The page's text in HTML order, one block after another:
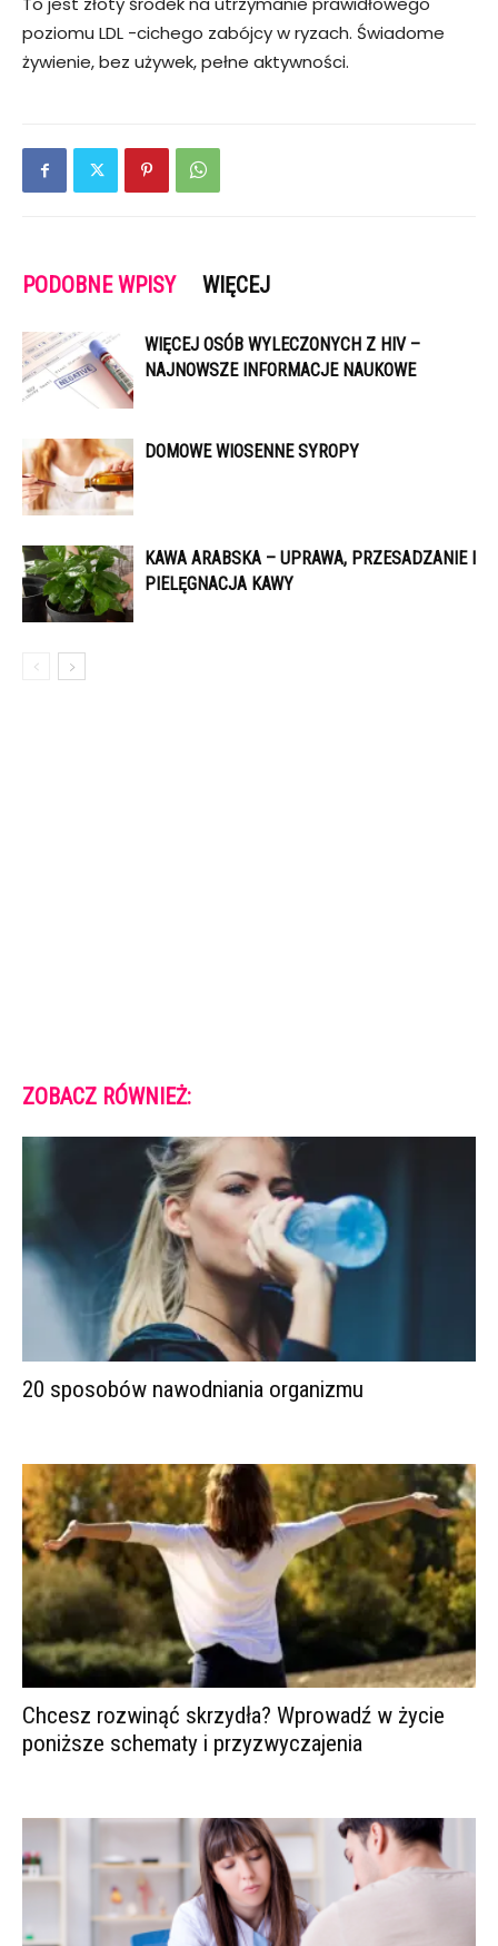
poziomu LDL -cichego zabójcy w ryzach. Świadome
żywienie, bez używek, pełne aktywności.
PODOBNE WPISY WIĘCEJ
WIĘCEJ OSÓB WYLECZONYCH Z HIV –
NAJNOWSZE INFORMACJE NAUKOWE
DOMOWE WIOSENNE SYROPY
KAWA ARABSKA – UPRAWA, PRZESADZANIE I
PIELĘGNACJA KAWY
ZOBACZ RÓWNIEŻ:
20 sposobów nawodniania organizmu
Chcesz rozwinąć skrzydła? Wprowadź w życie
poniższe schematy i przyzwyczajenia